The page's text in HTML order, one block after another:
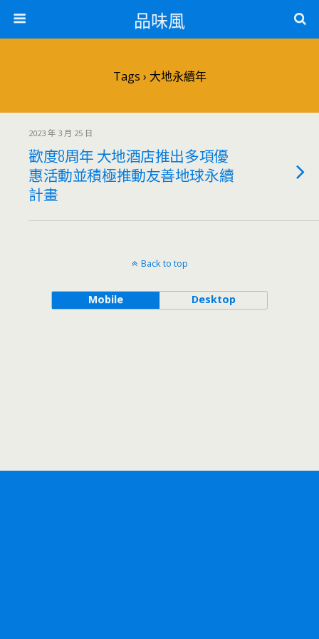
品味風
Tags › 大地永續年
2023 年 3 月 25 日
歡度8周年 大地酒店推出多項優
惠活動並積極推動友善地球永續
計畫
Back to top
Mobile Desktop